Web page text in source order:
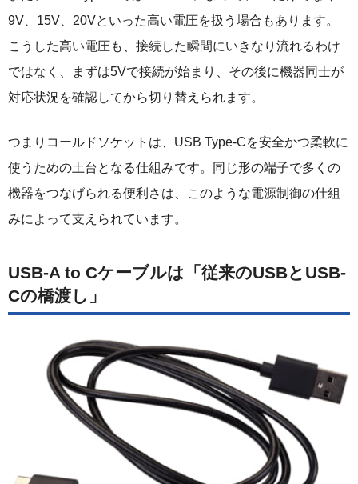
9V、15V、20Vといった高い電圧を扱う場合もあります。
こうした高い電圧も、接続した瞬間にいきなり流れるわけ
ではなく、まずは5Vで接続が始まり、その後に機器同士が
対応状況を確認してから切り替えられます。
つまりコールドソケットは、USB Type-Cを安全かつ柔軟に
使うための土台となる仕組みです。同じ形の端子で多くの
機器をつなげられる便利さは、このような電源制御の仕組
みによって支えられています。
USB-A to Cケーブルは「従来のUSBとUSB-
Cの橋渡し」